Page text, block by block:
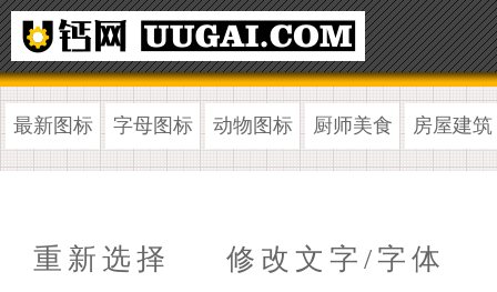
最新图标 字母图标 动物图标 厨师美食 房屋建筑
重新选择 修改文字/字体